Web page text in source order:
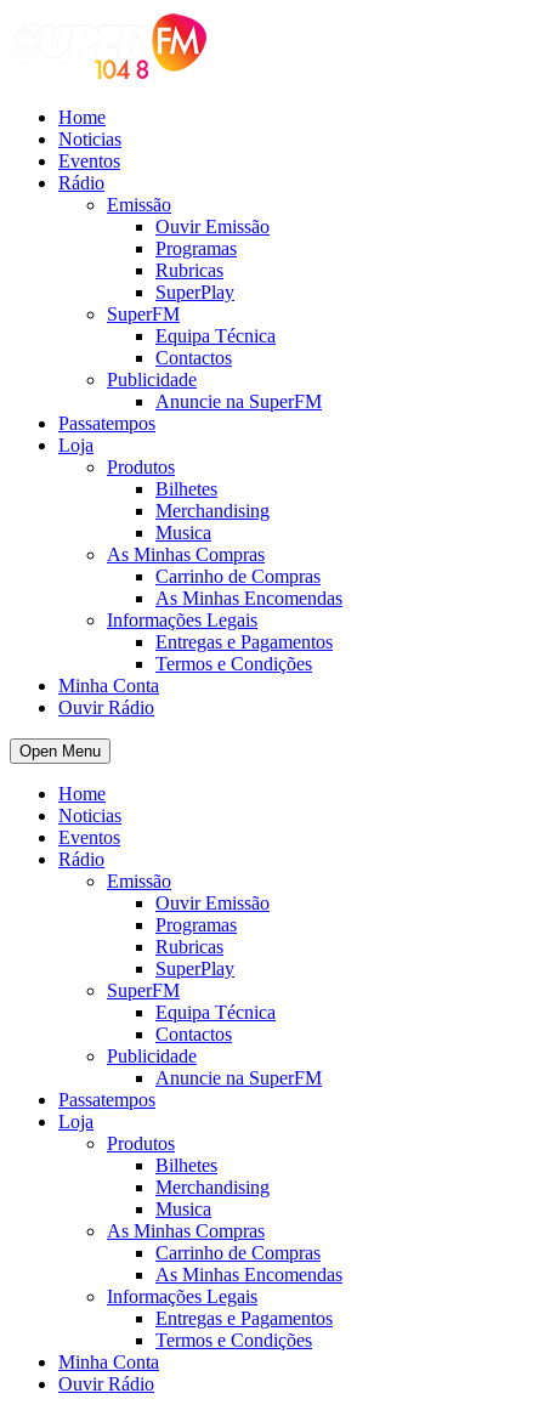
Home
Noticias
Eventos
Rádio
Emissão
Ouvir Emissão
Programas
Rubricas
SuperPlay
SuperFM
Equipa Técnica
Contactos
Publicidade
Anuncie na SuperFM
Passatempos
Loja
Produtos
Bilhetes
Merchandising
Musica
As Minhas Compras
Carrinho de Compras
As Minhas Encomendas
Informações Legais
Entregas e Pagamentos
Termos e Condições
Minha Conta
Ouvir Rádio
Open Menu
Home
Noticias
Eventos
Rádio
Emissão
Ouvir Emissão
Programas
Rubricas
SuperPlay
SuperFM
Equipa Técnica
Contactos
Publicidade
Anuncie na SuperFM
Passatempos
Loja
Produtos
Bilhetes
Merchandising
Musica
As Minhas Compras
Carrinho de Compras
As Minhas Encomendas
Informações Legais
Entregas e Pagamentos
Termos e Condições
Minha Conta
Ouvir Rádio